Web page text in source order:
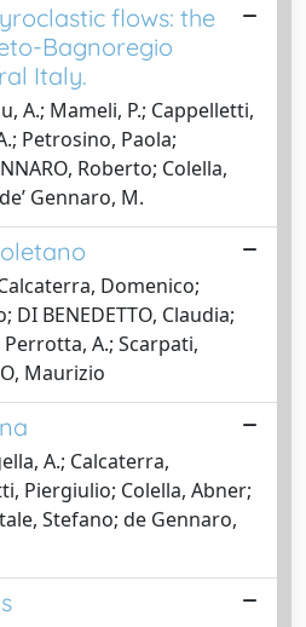
flows: the
Bagnoregio
Italy.
A.; Mameli, P.; Cappelletti,
Petrosino, Paola;
Roberto; Colella,
Gennaro, M.
Domenico;
BENEDETTO, Claudia;
Perrotta, A.; Scarpati,
Maurizio
A.; Calcaterra,
Piergiulio; Colella, Abner;
Stefano; de Gennaro,